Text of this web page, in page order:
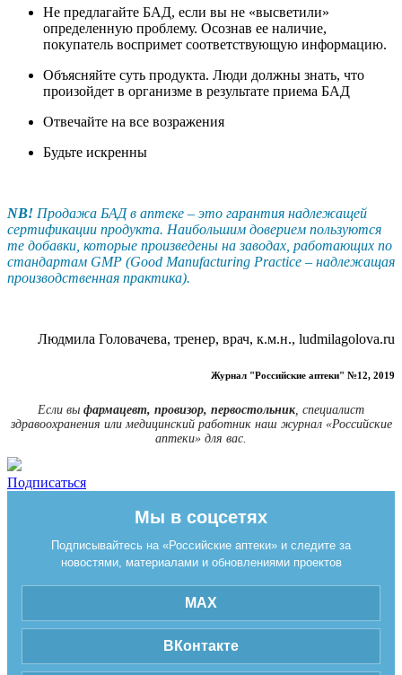
Не предлагайте БАД, если вы не «высветили»
определенную проблему. Осознав ее наличие,
покупатель воспримет соответствующую информацию.
Объясняйте суть продукта. Люди должны знать, что
произойдет в организме в результате приема БАД
Отвечайте на все возражения
Будьте искренны
NB! Продажа БАД в аптеке – это гарантия надлежащей
сертификации продукта. Наибольшим доверием пользуются
те добавки, которые произведены на заводах, работающих по
стандартам GMP (Good Manufacturing Practice – надлежащая
производственная практика).
Людмила Головачева, тренер, врач, к.м.н., ludmilagolova.ru
Журнал "Российские аптеки" №12, 2019
Если вы фармацевт, провизор, первостольник, специалист
здравоохранения или медицинский работник наш журнал «Российские
аптеки» для вас.
Подписаться
Мы в соцсетях
Подписывайтесь на «Российские аптеки» и следите за
новостями, материалами и обновлениями проектов
MAX
ВКонтакте